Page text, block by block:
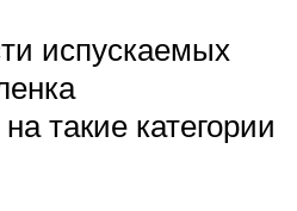
испускаемых
такие категории